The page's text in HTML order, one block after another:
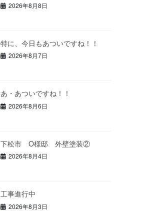
2026年8月8日
特に、今日もあついですね！！
2026年8月7日
あ・あついですね！！
2026年8月6日
下松市 O様邸 外壁塗装②
2026年8月4日
工事進行中
2026年8月3日